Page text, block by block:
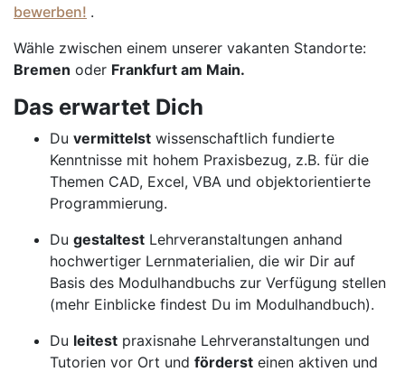
bewerben! .
Wähle zwischen einem unserer vakanten Standorte:
Bremen oder Frankfurt am Main.
Das erwartet Dich
Du vermittelst wissenschaftlich fundierte
Kenntnisse mit hohem Praxisbezug, z.B. für die
Themen CAD, Excel, VBA und objektorientierte
Programmierung.
Du gestaltest Lehrveranstaltungen anhand
hochwertiger Lernmaterialien, die wir Dir auf
Basis des Modulhandbuchs zur Verfügung stellen
(mehr Einblicke findest Du im Modulhandbuch).
Du leitest praxisnahe Lehrveranstaltungen und
Tutorien vor Ort und förderst einen aktiven und